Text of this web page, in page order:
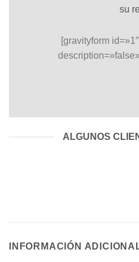
su
[gravityform
ALGUNOS
INFORMACIÓN